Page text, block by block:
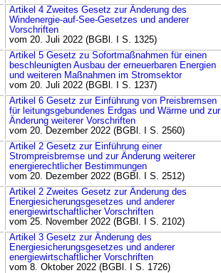
Artikel 4 Zweites Gesetz zur Änderung des
Windenergie-auf-See-Gesetzes und anderer
Vorschriften
vom 20. Juli 2022 (BGBl. I S. 1325)
Artikel 5 Gesetz zu Sofortmaßnahmen für einen
beschleunigten Ausbau der erneuerbaren Energien
und weiteren Maßnahmen im Stromsektor
vom 20. Juli 2022 (BGBl. I S. 1237)
Artikel 6 Gesetz zur Einführung von Preisbremsen
für leitungsgebundenes Erdgas und Wärme und zur
Änderung weiterer Vorschriften
vom 20. Dezember 2022 (BGBl. I S. 2560)
Artikel 2 Gesetz zur Einführung einer
Strompreisbremse und zur Änderung weiterer
energierechtlicher Bestimmungen
vom 20. Dezember 2022 (BGBl. I S. 2512)
Artikel 2 Zweites Gesetz zur Änderung des
Energiesicherungsgesetzes und anderer
energiewirtschaftlicher Vorschriften
vom 25. November 2022 (BGBl. I S. 2102)
Artikel 3 Gesetz zur Änderung des
Energiesicherungsgesetzes und anderer
energiewirtschaftlicher Vorschriften
vom 8. Oktober 2022 (BGBl. I S. 1726)